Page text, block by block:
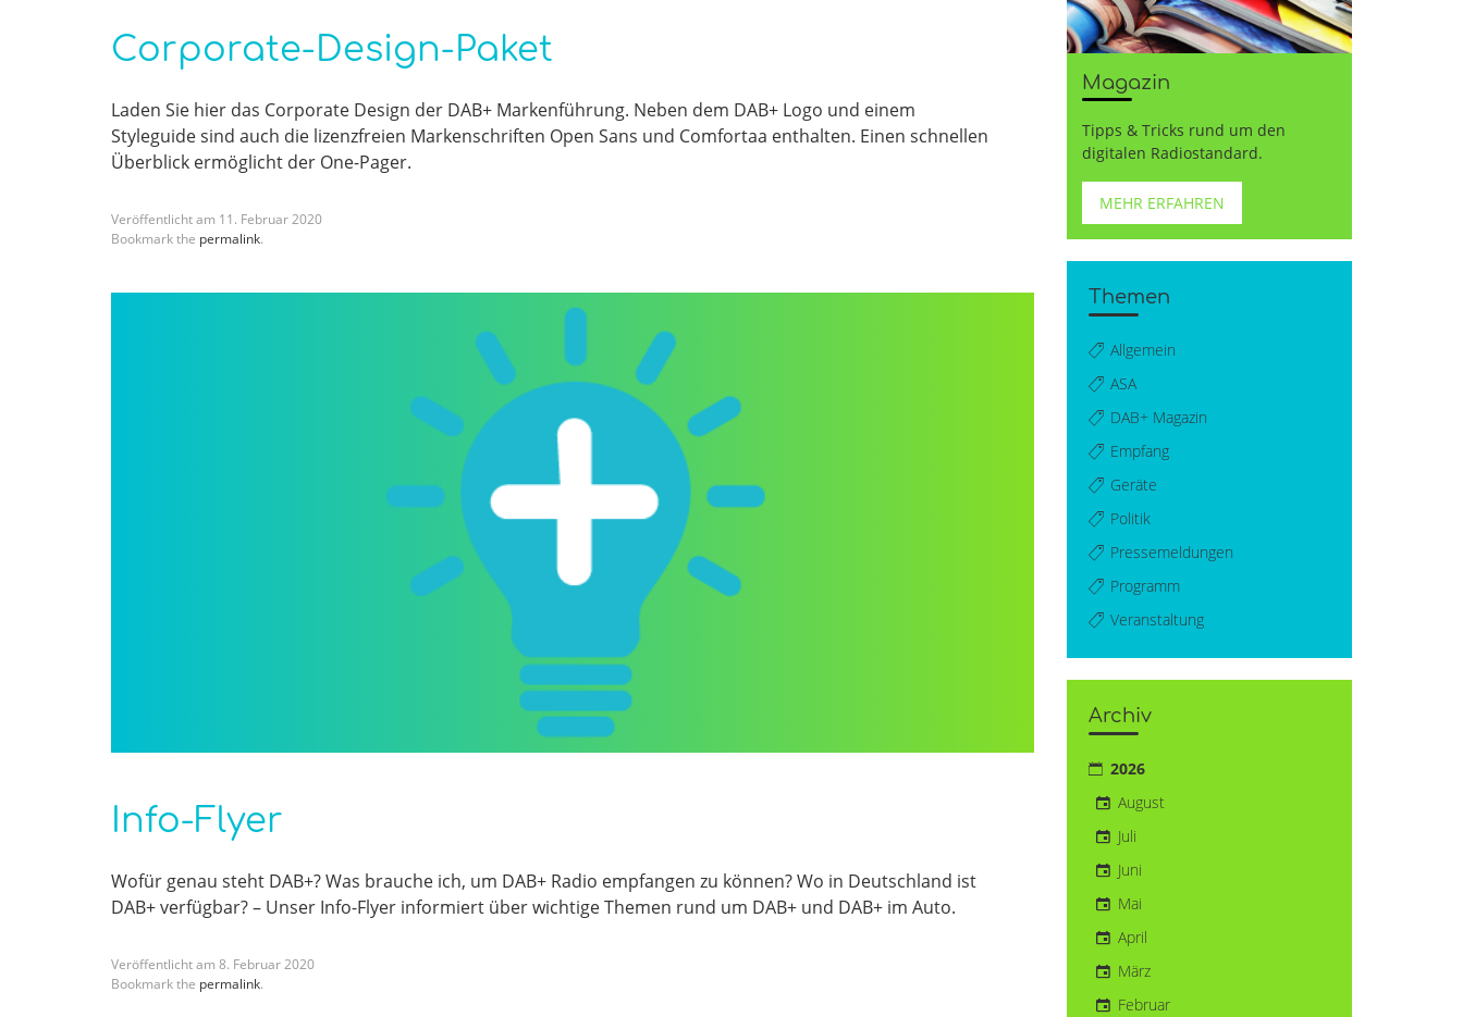
Corporate-Design-Paket
Laden Sie hier das Corporate Design der DAB+ Markenführung. Neben dem DAB+ Logo und einem
Styleguide sind auch die lizenzfreien Markenschriften Open Sans und Comfortaa enthalten. Einen schnellen
Überblick ermöglicht der One-Pager.
Veröffentlicht am 11 . Februar2020
Bookmark the permalink.
Info-Flyer
Wofür genau steht DAB+? Was brauche ich, um DAB+ Radio empfangen zu können? Wo in Deutschland ist
DAB+ verfügbar? – Unser Info-Flyer informiert über wichtige Themen rund um DAB+ und DAB+ im Auto.
Veröffentlicht am 8. Februar2020
Bookmark the permalink.
Magazin
Tipps & Tricks rund um den
digitalen Radiostandard.
MEHR ERFAHREN
Themen
Allgemein
ASA
DAB+ Magazin
Empfang
Geräte
Politik
Pressemeldungen
Programm
Veranstaltung
Archiv
2026
August
Juli
Juni
Mai
April
März
Februar